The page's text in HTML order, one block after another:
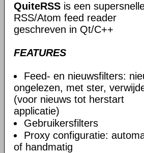
QuiteRSS is een
RSS/Atom feed reader
geschreven in Qt/С++
FEATURES
Feed- en nieuwsfilters:
ongelezen, met ster,
(voor nieuws tot herstart
applicatie)
Gebruikersfilters
Proxy configuratie:
of handmatig